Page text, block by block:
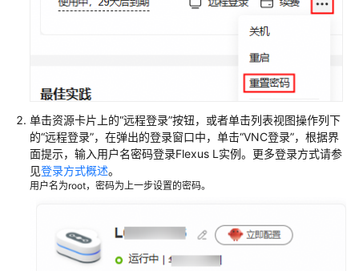
单击资源卡片上的“远程登录”按钮，或者单击列表视图操作列下
的“远程登录”，在弹出的登录窗口中，单击“VNC登录”，根据界
面提示，输入用户名密码登录Flexus L实例。更多登录方式请参
见登录方式概述。
用户名为root，密码为上一步设置的密码。